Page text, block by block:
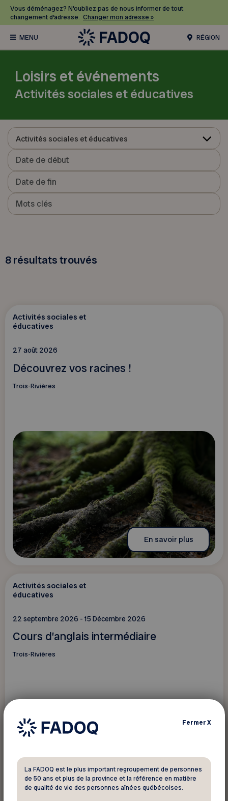
Vous déménagez? N’oubliez pas de nous informer de tout
changement d’adresse. Changer mon adresse »
RÉGION
Loisirs et événements
Activités sociales et éducatives
Activités sociales et éducatives
8résultats trouvés
Activités sociales et
éducatives
27 août 2026
Découvrez vos racines !
Trois-Rivières
En savoir plus
Activités sociales et
éducatives
22 septembre 2026 - 15 Décembre 2026
Cours d’anglais intermédiaire
Trois-Rivières
FermerX
La FADOQ est le plus important regroupement de personnes
de 50 ans et plus de la province et la référence en matière
de qualité de vie des personnes aînées québécoises.